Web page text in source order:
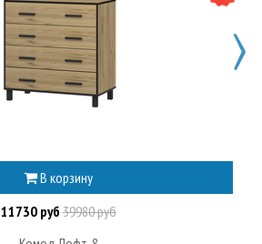
В корзину
11730 руб39980 руб